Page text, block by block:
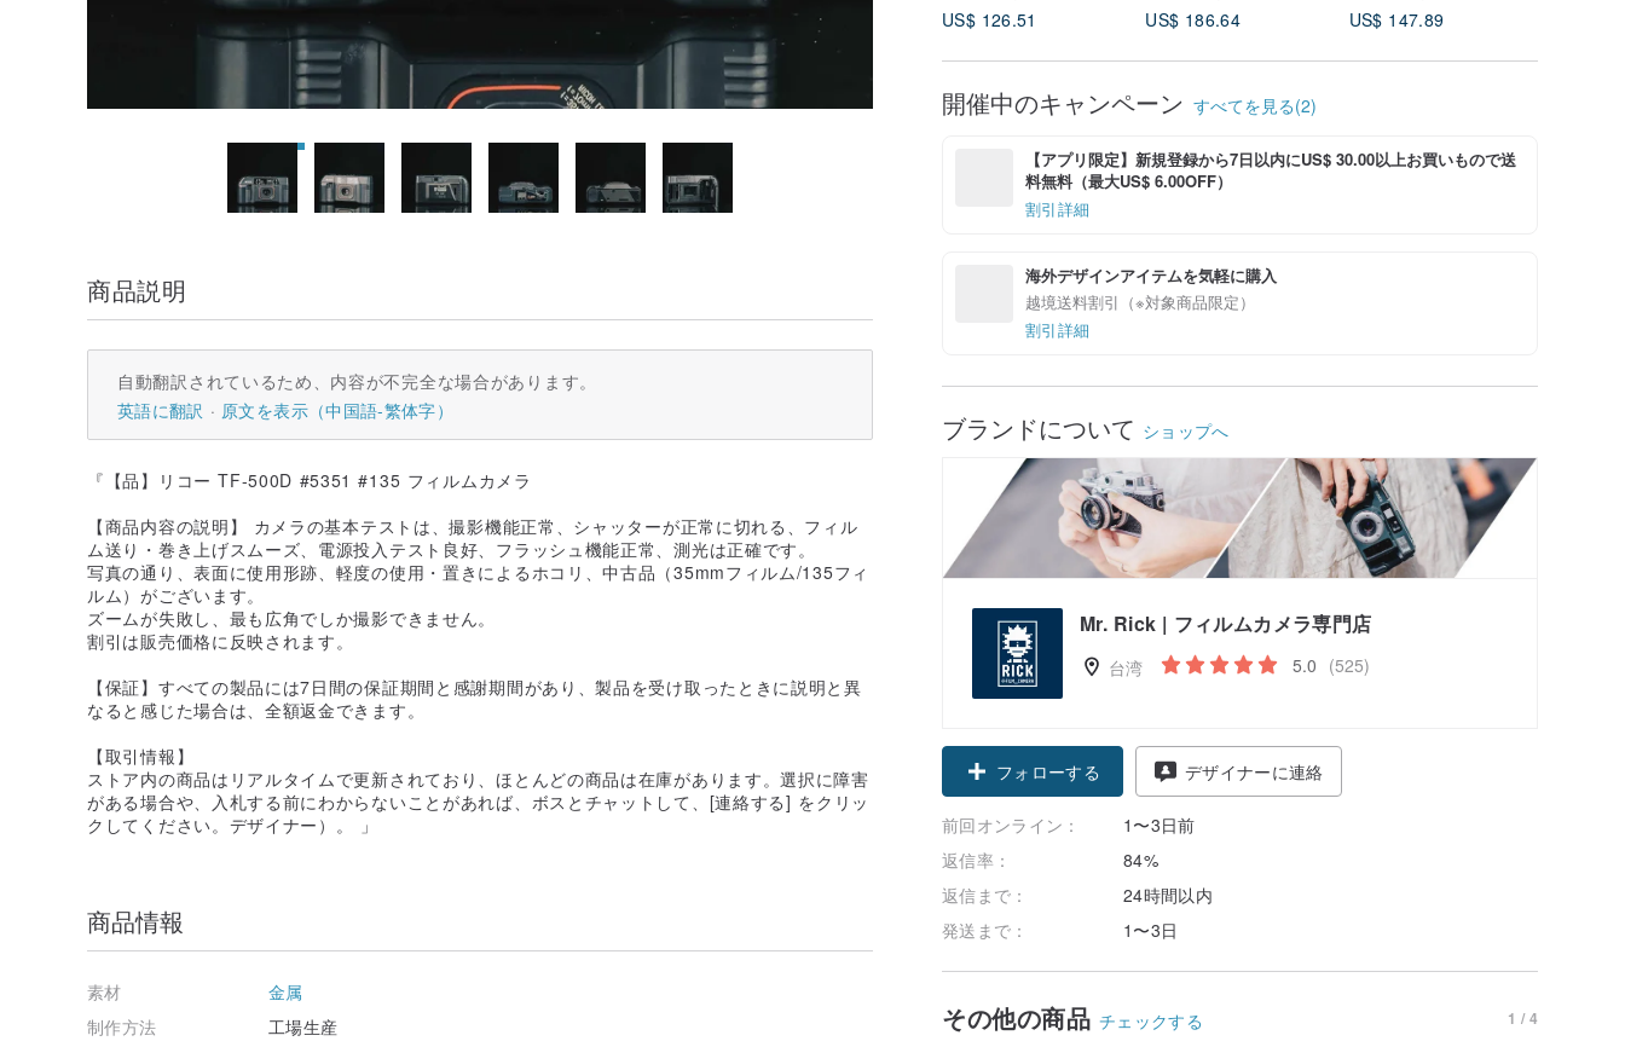
US$ 126.51
US$ 186.64
US$ 147.89
開催中のキャンペーン すべてを見る(2)
【アプリ限定】新規登録から7日以内にUS$ 30.00以上お買いもので送
料無料（最大US$ 6.00OFF）
割引詳細
海外デザインアイテムを気軽に購入
越境送料割引（※対象商品限定）
割引詳細
ブランドについて ショップへ
Mr. Rick | フィルムカメラ専門店
台湾 5.0 (525)
フォローする デザイナーに連絡
前回オンライン：
1〜3日前
返信率：
84%
返信まで：
24時間以内
発送まで：
1〜3日
その他の商品 チェックする 1 / 4
商品説明
自動翻訳されているため、内容が不完全な場合があります。
英語に翻訳
原文を表示（中国語-繁体字）
『【品】リコー TF-500D #5351 #135 フィルムカメラ
【商品内容の説明】 カメラの基本テストは、撮影機能正常、シャッターが正常に切れる、フィル
ム送り・巻き上げスムーズ、電源投入テスト良好、フラッシュ機能正常、測光は正確です。
写真の通り、表面に使用形跡、軽度の使用・置きによるホコリ、中古品（35mmフィルム/135フィ
ルム）がございます。
ズームが失敗し、最も広角でしか撮影できません。
割引は販売価格に反映されます。
【保証】すべての製品には7日間の保証期間と感謝期間があり、製品を受け取ったときに説明と異
なると感じた場合は、全額返金できます。
【取引情報】
ストア内の商品はリアルタイムで更新されており、ほとんどの商品は在庫があります。選択に障害
がある場合や、入札する前にわからないことがあれば、ボスとチャットして、[連絡する] をクリッ
クしてください。デザイナー）。 」
商品情報
素材
金属
制作方法
工場生産